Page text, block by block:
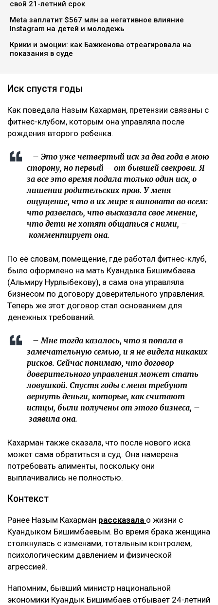
свой 21-летний срок
Meta заплатит $567 млн за негативное влияние
Instagram на детей и молодежь
Крики и эмоции: как Бажкенова отреагировала на
показания в суде
Иск спустя годы
Как поведала Назым Кахарман, претензии связаны с
фитнес-клубом, которым она управляла после
рождения второго ребенка.
– Это уже четвертый иск за два года в мою
сторону, но первый – от бывшей свекрови. Я
за все это время подала только один иск, о
лишении родительских прав. У меня
ощущение, что в их мире я виновата во всем:
что развелась, что высказала свое мнение,
что дети не хотят общаться с ними, –
комментирует она.
По её словам, помещение, где работал фитнес-клуб,
было оформлено на мать Куандыка Бишимбаева
(Альмиру Нурлыбекову), а сама она управляла
бизнесом по договору доверительного управления.
Теперь же этот договор стал основанием для
денежных требований.
– Мне тогда казалось, что я попала в
замечательную семью, и я не видела никаких
рисков. Сейчас понимаю, что договор
доверительного управления может стать
ловушкой. Спустя годы с меня требуют
вернуть деньги, которые, как считают
истцы, были получены от этого бизнеса, –
заявила она.
Кахарман также сказала, что после нового иска
может сама обратиться в суд. Она намерена
потребовать алименты, поскольку они
выплачивались не полностью.
Контекст
Ранее Назым Кахарман рассказала о жизни с
Куандыком Бишимбаевым. Во время брака женщина
столкнулась с изменами, тотальным контролем,
психологическим давлением и физической
агрессией.
Напомним, бывший министр национальной
экономики Куандык Бишимбаев отбывает 24-летний